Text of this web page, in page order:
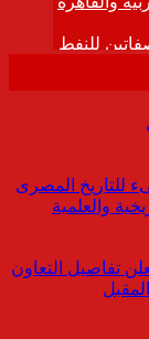
للتاريخ المصرى
والعلمية
تفاصيل التعاون